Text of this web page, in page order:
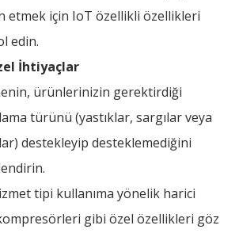
etmek için IoT özellikli özellikleri
edin.
İhtiyaçlar
ürünlerinizin gerektirdiği
türünü (yastıklar, sargılar veya
destekleyip desteklemediğini
tipi kullanıma yönelik harici
gibi özel özellikleri göz